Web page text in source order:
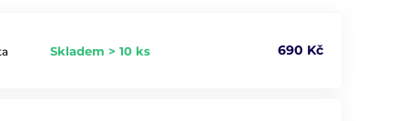
Skladem > 10 ks 690 Kč